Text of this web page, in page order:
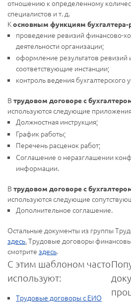
отношению к определенному
специалистов и т. д.
Косновным функциям бухгалтера-
проведение ревизий финансово-
деятельности организации;
оформление результатов ревизий
соответствующие инстанции;
контроль ведения бухгалтерского
В трудовом договоре с
используются следующие
Должностная инструкция;
График работы;
Перечень расценок работ;
Соглашение о неразглашении
информации.
В трудовом договоре с
используются следующие
Дополнительное соглашение.
Остальные документы из группы
здесь , Трудовые договоры
смотрите здесь.
С этим шаблоном часто
используют:
Трудовые договоры с ЕИО